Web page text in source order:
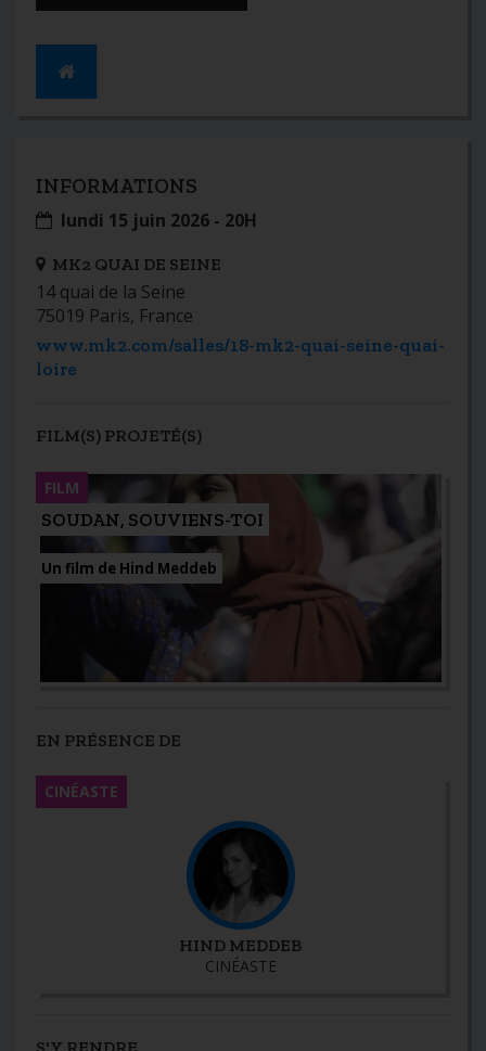
INFORMATIONS
lundi 15 juin 2026 - 20H
MK2 QUAI DE SEINE
14 quai de la Seine
75019 Paris, France
www.mk2.com/salles/18-mk2-quai-seine-quai-
loire
FILM(S) PROJETÉ(S)
SOUDAN, SOUVIENS-TOI
Un film de Hind Meddeb
FILM
EN PRÉSENCE DE
HIND MEDDEB
CINÉASTE
CINÉASTE